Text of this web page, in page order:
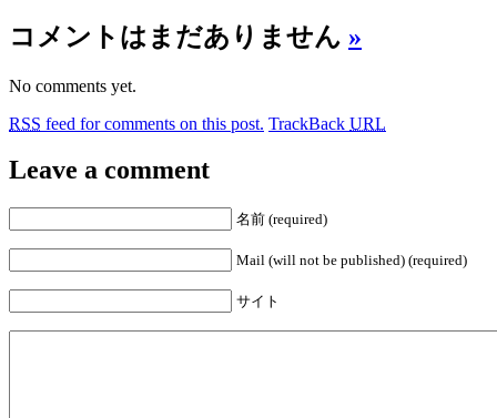
コメントはまだありません »
No comments yet.
RSS feed for comments on this post. TrackBack URL
Leave a comment
名前 (required)
Mail (will not be published) (required)
サイト